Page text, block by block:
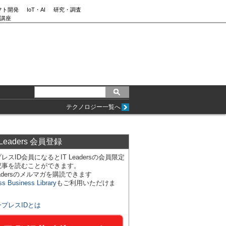
ト開発 IoT・AI
研究・調査
座
テクノロジー一覧へ
会員登録
スID会員になるとIT Leadersの会員限定
を読むことができます。
のメルマガを購読できます
Business Libraryもご利用いただけま
プレスIDとは